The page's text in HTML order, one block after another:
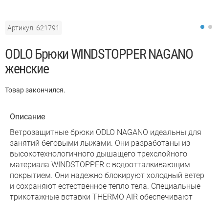
Артикул: 621791
ODLO Брюки WINDSTOPPER NAGANO
женские
Товар закончился.
Описание
Ветрозащитные брюки ODLO NAGANO идеальны для
занятий беговыми лыжами. Они разработаны из
высокотехнологичного дышащего трехслойного
материала WINDSTOPPER с водоотталкивающим
покрытием. Они надежно блокируют холодный ветер
и сохраняют естественное тепло тела. Специальные
трикотажные вставки THERMO AIR обеспечивают